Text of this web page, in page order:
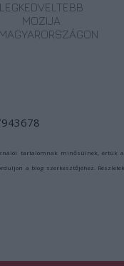
LEGKEDVELTEBB
MOZIJA
MAGYARORSZÁGON
tartalomnak minősülnek, értük a
a blog szerkesztőjéhez.